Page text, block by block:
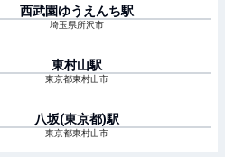
西武園ゆうえんち駅
埼玉県所沢市
東村山駅
東京都東村山市
八坂(東京都)駅
東京都東村山市